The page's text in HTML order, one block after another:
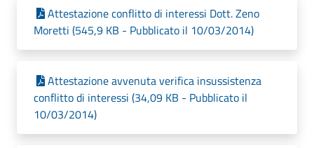
Attestazione conflitto di interessi Dott. Zeno
Moretti (545,9 KB - Pubblicato il 10/03/2014)
Attestazione avvenuta verifica insussistenza
conflitto di interessi (34,09 KB - Pubblicato il
10/03/2014)